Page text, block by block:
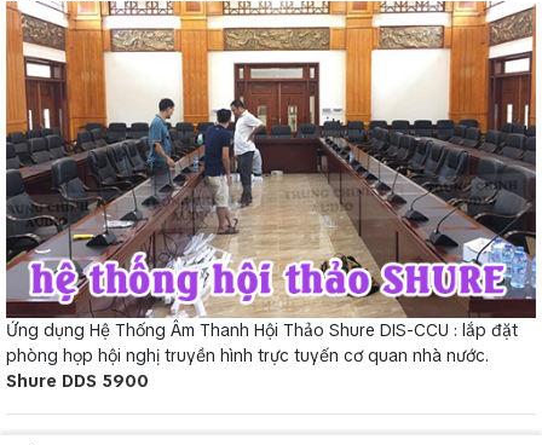
Ứng dụng Hệ Thống Âm Thanh Hội Thảo Shure DIS-CCU : lắp đặt
phòng họp hội nghị truyền hình trực tuyến cơ quan nhà nước.
Shure DDS 5900